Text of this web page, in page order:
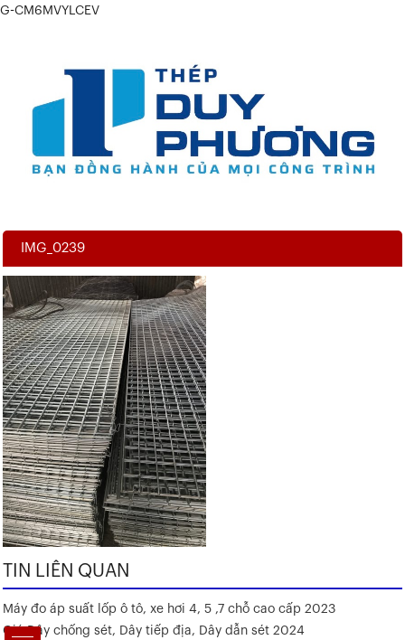
G-CM6MVYLCEV
IMG_0239
TIN LIÊN QUAN
Máy đo áp suất lốp ô tô, xe hơi 4, 5 ,7 chỗ cao cấp 2023
Giá Dây chống sét, Dây tiếp địa, Dây dẫn sét 2024